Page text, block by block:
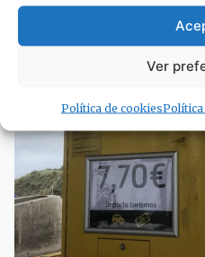
Ver
Política de cookies
3